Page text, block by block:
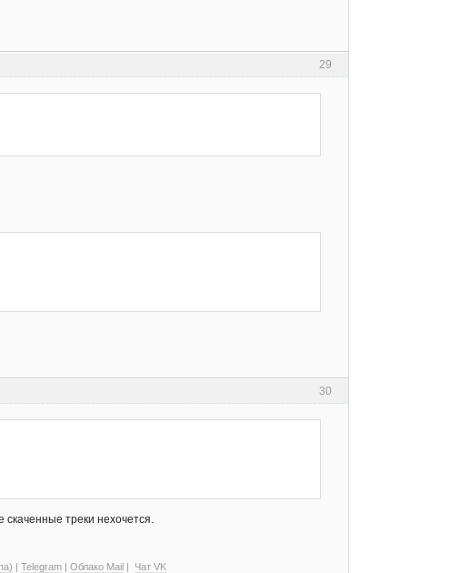
29
30
скаченные треки нехочется.
| Telegram | Облако Mail | Чат VK